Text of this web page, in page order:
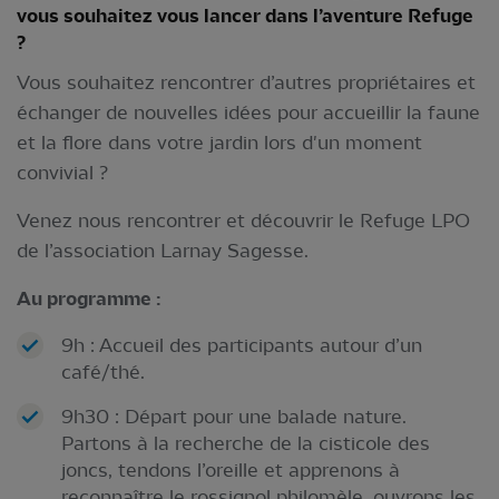
vous souhaitez vous lancer dans l’aventure Refuge
?
Vous souhaitez rencontrer d’autres propriétaires et
échanger de nouvelles idées pour accueillir la faune
et la flore dans votre jardin lors d'un moment
convivial ?
Venez nous rencontrer et découvrir le Refuge LPO
de l’association Larnay Sagesse.
Au programme :
9h : Accueil des participants autour d’un
café/thé.
9h30 : Départ pour une balade nature.
Partons à la recherche de la cisticole des
joncs, tendons l’oreille et apprenons à